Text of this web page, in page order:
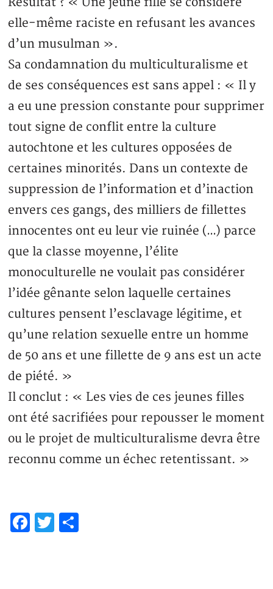
elle-même raciste en refusant les avances
d’un musulman ».
Sa condamnation du multiculturalisme et
de ses conséquences est sans appel : « Il y
a eu une pression constante pour supprimer
tout signe de conflit entre la culture
autochtone et les cultures opposées de
certaines minorités. Dans un contexte de
suppression de l’information et d’inaction
envers ces gangs, des milliers de fillettes
innocentes ont eu leur vie ruinée (…) parce
que la classe moyenne, l’élite
monoculturelle ne voulait pas considérer
l’idée gênante selon laquelle certaines
cultures pensent l’esclavage légitime, et
qu’une relation sexuelle entre un homme
de 50 ans et une fillette de 9 ans est un acte
de piété. »
Il conclut : « Les vies de ces jeunes filles
ont été sacrifiées pour repousser le moment
ou le projet de multiculturalisme devra être
reconnu comme un échec retentissant. »
Facebook
Twitter